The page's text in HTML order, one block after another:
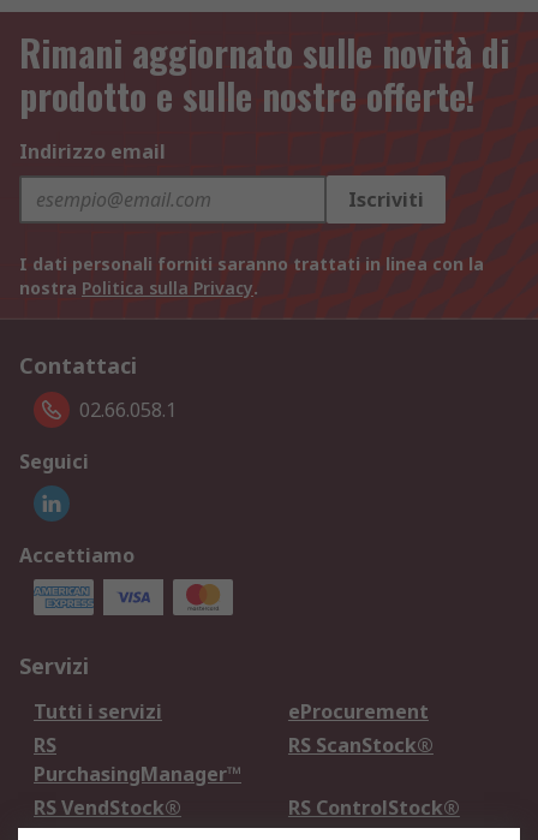
Rimani aggiornato sulle novità di
prodotto e sulle nostre offerte!
Indirizzo email
Iscriviti
I dati personali forniti saranno trattati in linea con la
nostra Politica sulla Privacy.
Contattaci
02.66.058.1
Seguici
Accettiamo
Servizi
Tutti i servizi
eProcurement
RS
PurchasingManager™
RS ScanStock®
RS VendStock®
RS ControlStock®